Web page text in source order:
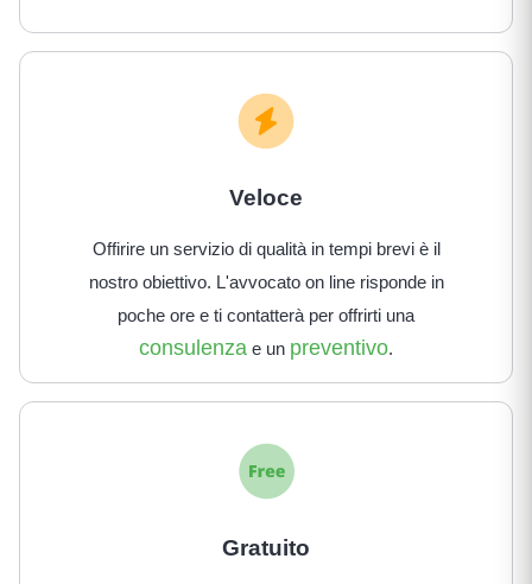
Veloce
Offirire un servizio di qualità in tempi brevi è il
nostro obiettivo. L'avvocato on line risponde in
poche ore e ti contatterà per offrirti una
consulenza e un preventivo.
Gratuito